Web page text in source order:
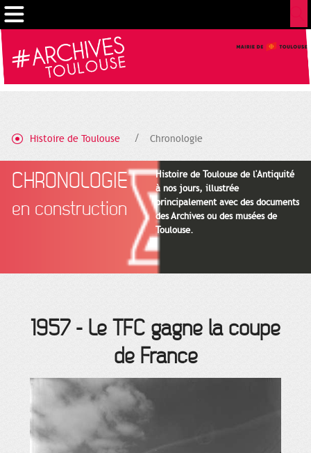
Histoire de Toulouse Chronologie
CHRONOLOGIE
en construction
Histoire de Toulouse de l'Antiquité
à nos jours, illustrée
principalement avec des documents
des Archives ou des musées de
Toulouse.
1957- Le TFC gagne la coupe
de France
Gestion de vos préférences sur les cookies